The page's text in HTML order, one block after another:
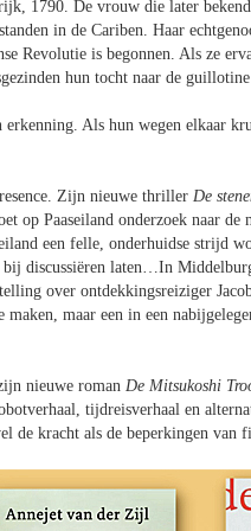
1790. De vrouw die later
in de Cariben. Haar
Revolutie is begonnen. Als ze
hun tocht naar de guillotine
Als hun wegen elkaar
Zijn nieuwe thriller De
op Paaseiland onderzoek naar de
een felle, onderhuidse strijd
discussiëren laten…In
over ontdekkingsreiziger Jacob
maar een in een
nieuwe roman De Mitsukoshi
tijdreisverhaal en
de kracht als de beperkingen van